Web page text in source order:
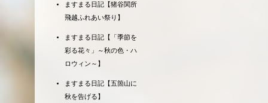
ますまる日記【猪谷関所
飛越ふれあい祭り】
ますまる日記【「季節を
彩る花々」～秋の色・ハ
ロウィン～】
ますまる日記【五箇山に
秋を告げる】